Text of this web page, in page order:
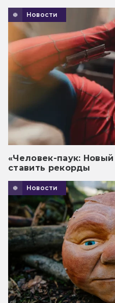
Новости
«Человек-паук:
ставить рекорды
Новости